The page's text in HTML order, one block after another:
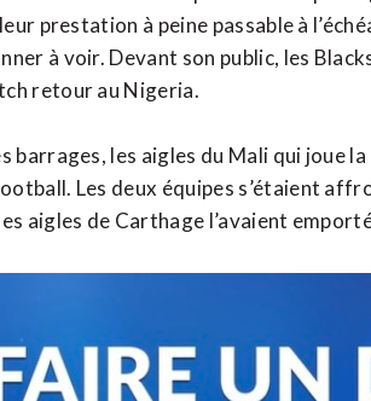
prestation à peine passable à
à voir. Devant son public, les
retour au Nigeria.
barrages, les aigles du Mali qui joue la
Les deux équipes s’étaient
aigles de Carthage l’avaient